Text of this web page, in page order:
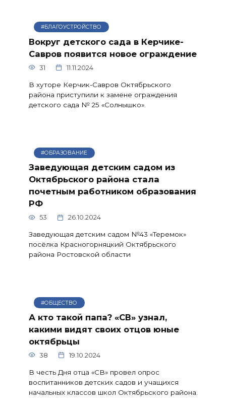
#БЛАГОУСТРОЙСТВО
Вокруг детского сада в Керчике-
Савров появится новое ограждение
31 11.11.2024
В хуторе Керчик-Савров Октябрьского
района приступили к замене ограждения
детского сада № 25 «Солнышко».
#ОБРАЗОВАНИЕ
Заведующая детским садом из
Октябрьского района стала
почетным работником образования
РФ
53 26.10.2024
Заведующая детским садом №43 «Теремок»
посёлка Красногорняцкий Октябрьского
района Ростовской области
#ОБЩЕСТВО
А кто такой папа? «СВ» узнал,
какими видят своих отцов юные
октябрьцы
38 19.10.2024
В честь Дня отца «СВ» провел опрос
воспитанников детских садов и учащихся
начальных классов школ Октябрьского района.